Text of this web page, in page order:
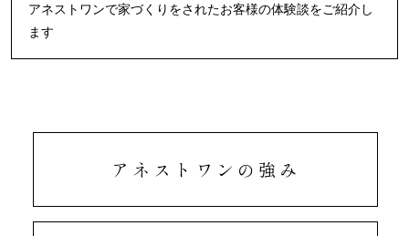
アネストワンで家づくりをされたお客様の体験談をご紹介し
ます
アネストワンの強み